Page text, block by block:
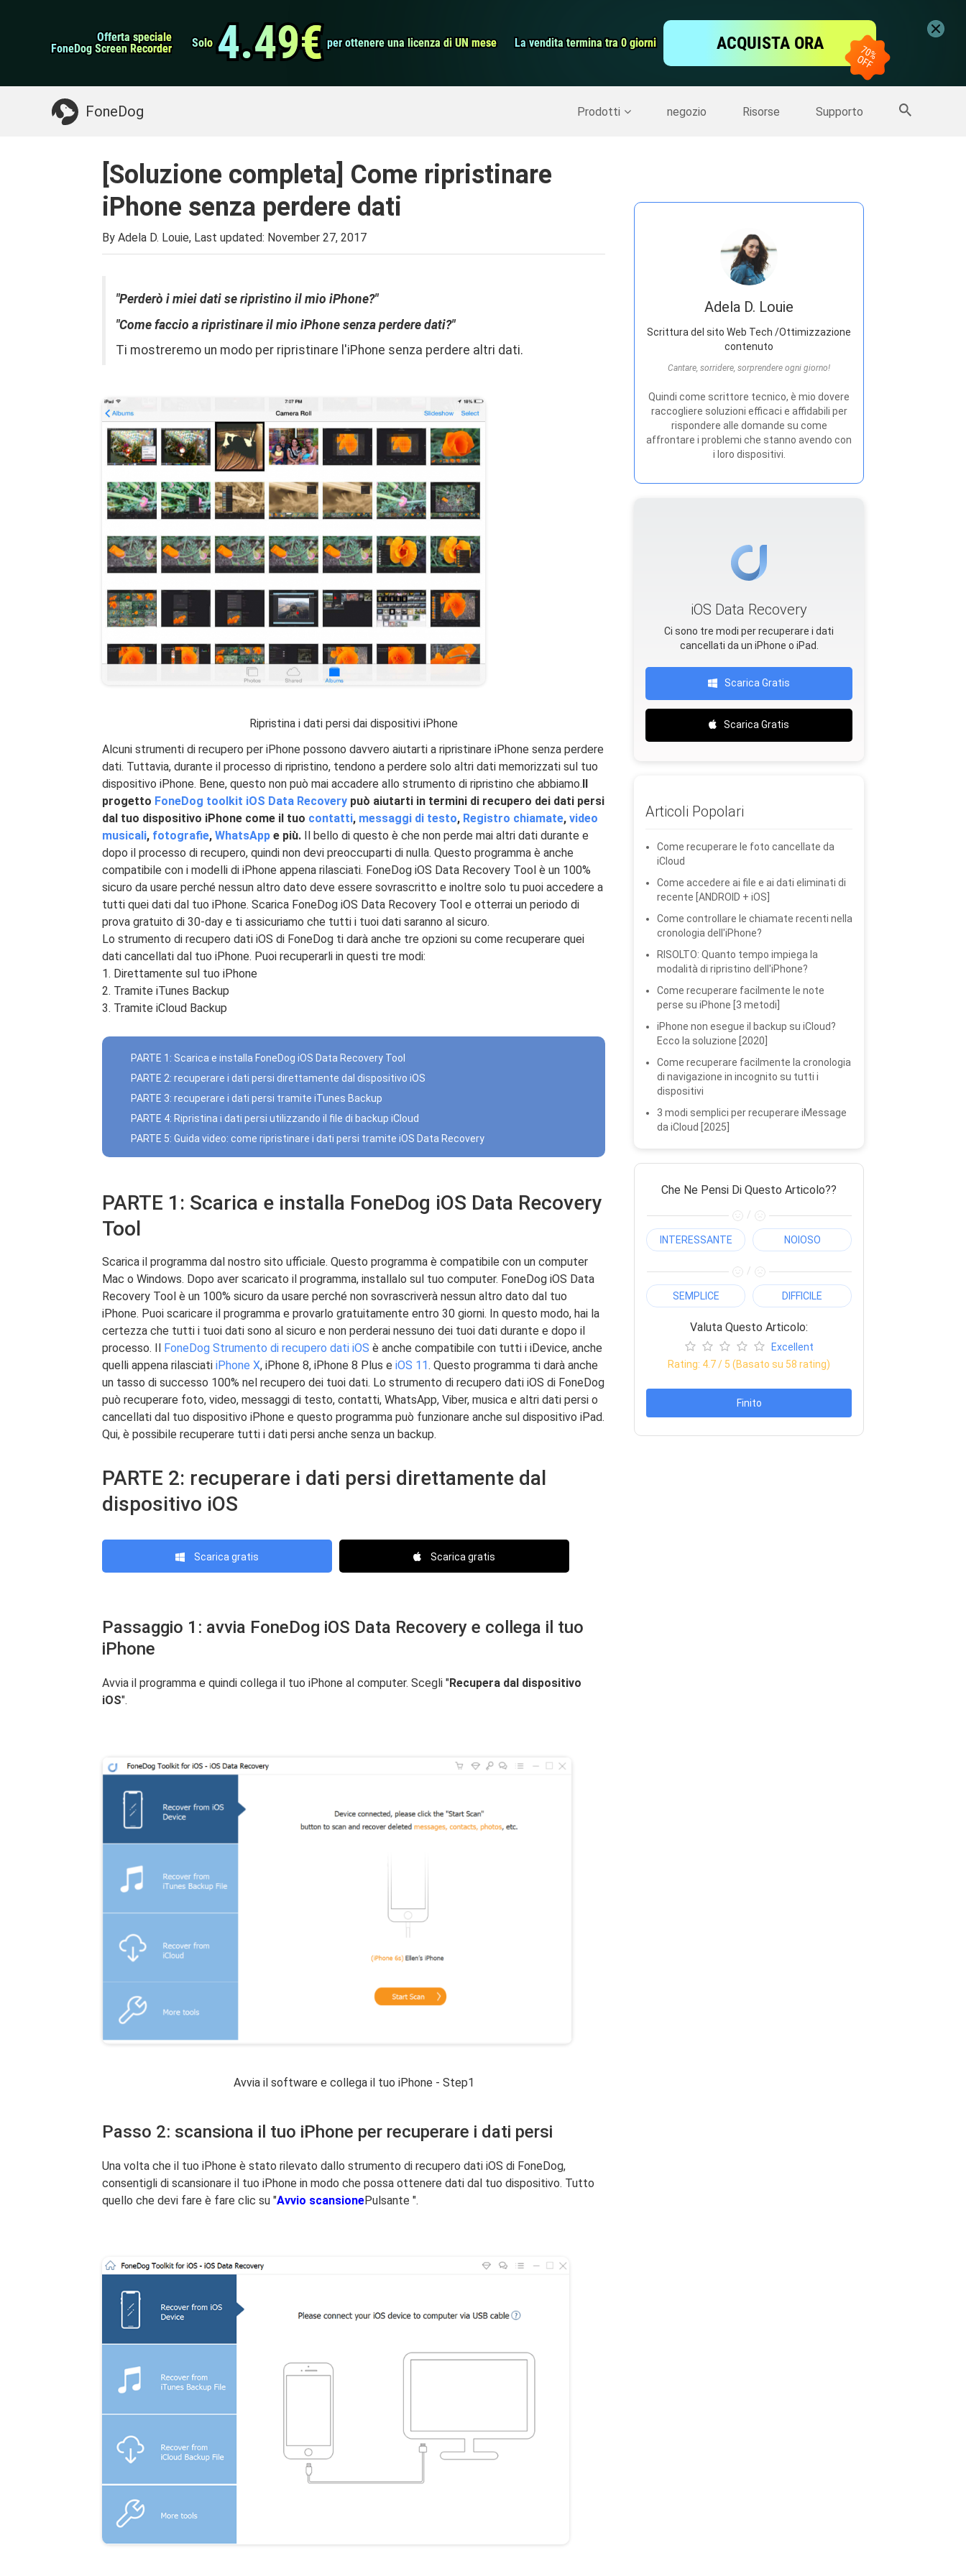
Offerta speciale
Offerta speciale
FoneDog Screen Recorder
FoneDog Screen Recorder Solo
Solo 4.49€
4.49€ per ottenere una licenza di UN mese
per ottenere una licenza di UN mese La vendita termina tra 0 giorni
La vendita termina tra 0 giorni ACQUISTA ORA
FoneDog Prodotti negozio Risorse Supporto
Pulitore iPhone Screen Recorder
Potresti Aver Bisogno: Altri Prodotti
[Soluzione completa] Come ripristinare
iPhone senza perdere dati
By Adela D. Louie, Last updated: November 27, 2017
"Perderò i miei dati se ripristino il mio iPhone?"
"Come faccio a ripristinare il mio iPhone senza perdere dati?"
Ti mostreremo un modo per ripristinare l'iPhone senza perdere altri dati.
Ripristina i dati persi dai dispositivi iPhone
Alcuni strumenti di recupero per iPhone possono davvero aiutarti a ripristinare iPhone senza perdere
dati. Tuttavia, durante il processo di ripristino, tendono a perdere solo altri dati memorizzati sul tuo
dispositivo iPhone. Bene, questo non può mai accadere allo strumento di ripristino che abbiamo.Il
progetto FoneDog toolkit iOS Data Recovery può aiutarti in termini di recupero dei dati persi
dal tuo dispositivo iPhone come il tuo contatti, messaggi di testo, Registro chiamate, video
musicali, fotografie, WhatsApp e più. Il bello di questo è che non perde mai altri dati durante e
dopo il processo di recupero, quindi non devi preoccuparti di nulla. Questo programma è anche
compatibile con i modelli di iPhone appena rilasciati. FoneDog iOS Data Recovery Tool è un 100%
sicuro da usare perché nessun altro dato deve essere sovrascritto e inoltre solo tu puoi accedere a
tutti quei dati dal tuo iPhone. Scarica FoneDog iOS Data Recovery Tool e otterrai un periodo di
prova gratuito di 30-day e ti assicuriamo che tutti i tuoi dati saranno al sicuro.
Lo strumento di recupero dati iOS di FoneDog ti darà anche tre opzioni su come recuperare quei
dati cancellati dal tuo iPhone. Puoi recuperarli in questi tre modi:
1. Direttamente sul tuo iPhone
2. Tramite iTunes Backup
3. Tramite iCloud Backup
PARTE 1: Scarica e installa FoneDog iOS Data Recovery Tool
PARTE 2: recuperare i dati persi direttamente dal dispositivo iOS
PARTE 3: recuperare i dati persi tramite iTunes Backup
PARTE 4: Ripristina i dati persi utilizzando il file di backup iCloud
PARTE 5: Guida video: come ripristinare i dati persi tramite iOS Data Recovery
PARTE 1: Scarica e installa FoneDog iOS Data Recovery
Tool
Scarica il programma dal nostro sito ufficiale. Questo programma è compatibile con un computer
Mac o Windows. Dopo aver scaricato il programma, installalo sul tuo computer. FoneDog iOS Data
Recovery Tool è un 100% sicuro da usare perché non sovrascriverà nessun altro dato dal tuo
iPhone. Puoi scaricare il programma e provarlo gratuitamente entro 30 giorni. In questo modo, hai la
certezza che tutti i tuoi dati sono al sicuro e non perderai nessuno dei tuoi dati durante e dopo il
processo. Il FoneDog Strumento di recupero dati iOS è anche compatibile con tutti i iDevice, anche
quelli appena rilasciati iPhone X, iPhone 8, iPhone 8 Plus e iOS 11. Questo programma ti darà anche
un tasso di successo 100% nel recupero dei tuoi dati. Lo strumento di recupero dati iOS di FoneDog
può recuperare foto, video, messaggi di testo, contatti, WhatsApp, Viber, musica e altri dati persi o
cancellati dal tuo dispositivo iPhone e questo programma può funzionare anche sul dispositivo iPad.
Qui, è possibile recuperare tutti i dati persi anche senza un backup.
PARTE 2: recuperare i dati persi direttamente dal
dispositivo iOS
Scarica gratis Scarica gratis
Passaggio 1: avvia FoneDog iOS Data Recovery e collega il tuo
iPhone
Avvia il programma e quindi collega il tuo iPhone al computer. Scegli "Recupera dal dispositivo
iOS".
Avvia il software e collega il tuo iPhone - Step1
Passo 2: scansiona il tuo iPhone per recuperare i dati persi
Una volta che il tuo iPhone è stato rilevato dallo strumento di recupero dati iOS di FoneDog,
consentigli di scansionare il tuo iPhone in modo che possa ottenere dati dal tuo dispositivo. Tutto
quello che devi fare è fare clic su "Avvio scansionePulsante ".
Adela D. Louie
Scrittura del sito Web Tech /Ottimizzazione
contenuto
Cantare, sorridere, sorprendere ogni giorno!
Quindi come scrittore tecnico, è mio dovere
raccogliere soluzioni efficaci e affidabili per
rispondere alle domande su come
affrontare i problemi che stanno avendo con
i loro dispositivi.
iOS Data Recovery
Ci sono tre modi per recuperare i dati
cancellati da un iPhone o iPad.
Scarica Gratis
Scarica Gratis
Articoli Popolari
Come recuperare le foto cancellate da
iCloud
Come accedere ai file e ai dati eliminati di
recente [ANDROID + iOS]
Come controllare le chiamate recenti nella
cronologia dell'iPhone?
RISOLTO: Quanto tempo impiega la
modalità di ripristino dell'iPhone?
Come recuperare facilmente le note
perse su iPhone [3 metodi]
iPhone non esegue il backup su iCloud?
Ecco la soluzione [2020]
Come recuperare facilmente la cronologia
di navigazione in incognito su tutti i
dispositivi
3 modi semplici per recuperare iMessage
da iCloud [2025]
Che Ne Pensi Di Questo Articolo??
/
INTERESSANTE NOIOSO
/
SEMPLICE DIFFICILE
Valuta Questo Articolo:
Excellent
Rating: 4.7/ 5 (Basato su 58 rating)
Finito